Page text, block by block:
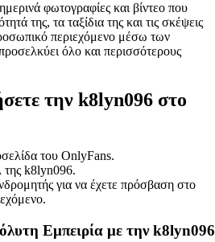
φωτογραφίες και βίντεο που
της, τα ταξίδια της και τις σκέψεις
περιεχόμενο μέσω των
όλο και περισσότερους
την k8lyn096 στο
του OnlyFans.
της k8lyn096.
για να έχετε πρόσβαση στο
Εμπειρία με την k8lyn096